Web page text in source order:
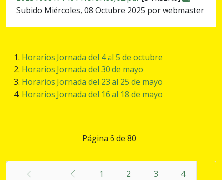
Subido Miércoles, 08 Octubre 2025 por webmaster
Horarios Jornada del 4 al 5 de octubre
Horarios Jornada del 30 de mayo
Horarios Jornada del 23 al 25 de mayo
Horarios Jornada del 16 al 18 de mayo
Página 6 de 80
1 2 3 4